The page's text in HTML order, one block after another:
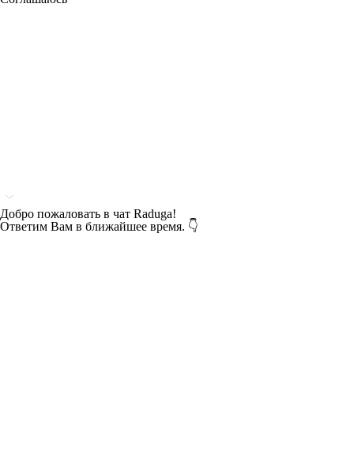
Добро пожаловать в чат Raduga!
Ответим Вам в ближайшее время. 👇